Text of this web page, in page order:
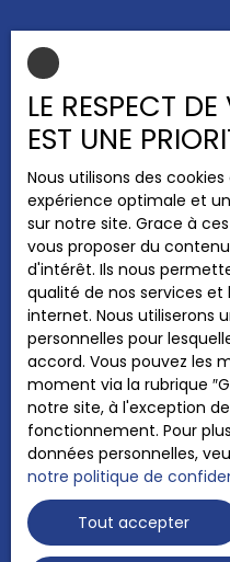
Recrutement
Nos honoraires
Mentions légales
Politique de
Plan du site
Gérer les cookies
Propulsé par
+33 5 63
3 Place
82170 GRISOLLES
LE RESPECT
EST UNE
Nous utilisons des
expérience optimale et
sur notre site. Grace à
vous proposer du
d'intérêt. Ils nous
qualité de nos services
internet. Nous utiliserons
personnelles pour
accord. Vous pouvez les
moment via la rubrique
notre site, à l'exception
fonctionnement. Pour
données personnelles,
notre politique de
Tout accepter